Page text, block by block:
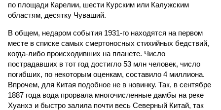
по площади Карелии, шести Курским или Калужским
областям, десятку Чуваший.
В общем, недаром события 1931-го находятся на первом
месте в списке самых смертоносных стихийных бедствий,
когда-либо происходивших на планете. Число
пострадавших в тот год достигло 53 млн человек, число
погибших, по некоторым оценкам, составило 4 миллиона.
Впрочем, для Китая подобное не в новинку. Так, в сентябре
1887 года вода прорвала многочисленные дамбы на реке
Хуанхэ и быстро залила почти весь Северный Китай, так